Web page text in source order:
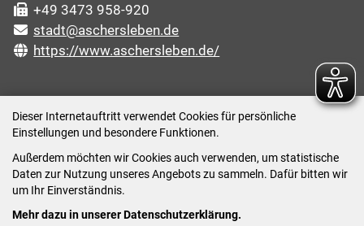
Dieser Internetauftritt verwendet Cookies für persönliche
Einstellungen und besondere Funktionen.
Außerdem möchten wir Cookies auch verwenden, um statistische
Daten zur Nutzung unseres Angebots zu sammeln. Dafür bitten wir
um Ihr Einverständnis.
Mehr dazu in unserer Datenschutzerklärung.
+49 3473 958-920
stadt@aschersleben.de
https://www.aschersleben.de/
Montag: 09:00-12:00 /14:00-15:00 Uhr
Dienstag: 09:00-12:00 /14:00-16:00 Uhr
Mittwoch: 09:00 - 12:00 Uhr (nach vorheriger